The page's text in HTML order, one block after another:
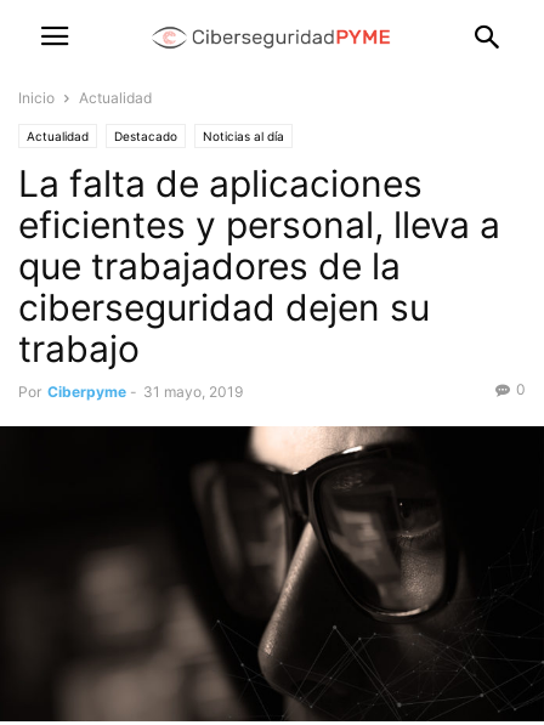
Inicio Actualidad
Actualidad Destacado Noticias al día
La falta de aplicaciones
eficientes y personal, lleva a
que trabajadores de la
ciberseguridad dejen su
trabajo
Por Ciberpyme - 31 mayo, 2019 0